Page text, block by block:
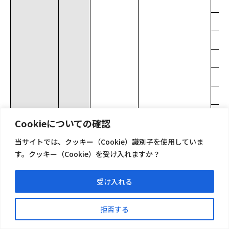
Cookieについての確認
当サイトでは、クッキー（Cookie）識別子を使用していま
す。クッキー（Cookie）を受け入れますか？
拒否する
受け入れる
小数